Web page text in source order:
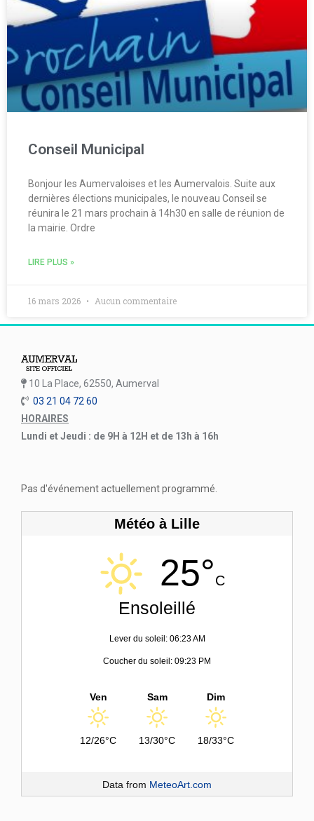
Conseil Municipal
Bonjour les Aumervaloises et les Aumervalois. Suite aux
dernières élections municipales, le nouveau Conseil se
réunira le 21 mars prochain à 14h30 en salle de réunion de
la mairie. Ordre
LIRE PLUS »
16 mars 2026 Aucun commentaire
10 La Place, 62550, Aumerval
03 21 04 72 60
HORAIRES
Lundi et Jeudi : de 9H à 12H et de 13h à 16h
Pas d'événement actuellement programmé.
Météo à Lille
25°C
Ensoleillé
Lever du soleil: 06:23 AM
Coucher du soleil: 09:23 PM
Ven
12/26°C
Sam
13/30°C
Dim
18/33°C
Data from MeteoArt.com